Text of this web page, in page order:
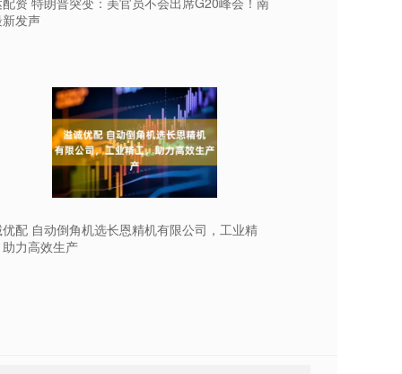
发声
配 自动倒角机选长恩精机有限公司，工业精
力高效生产